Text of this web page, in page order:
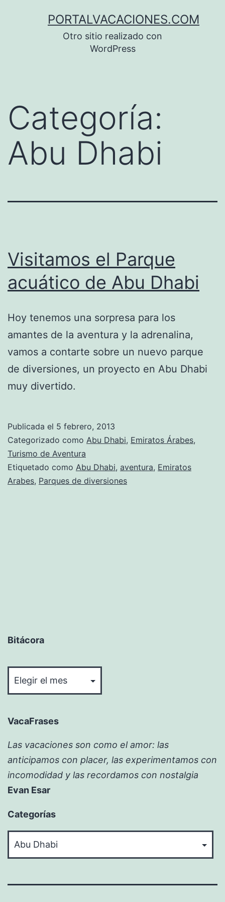
PORTALVACACIONES.COM
Otro sitio realizado con
WordPress
Categoría:
Abu Dhabi
Visitamos el Parque
acuático de Abu Dhabi
Hoy tenemos una sorpresa para los
amantes de la aventura y la adrenalina,
vamos a contarte sobre un nuevo parque
de diversiones, un proyecto en Abu Dhabi
muy divertido.
Publicada el 5 febrero, 2013
Categorizado como Abu Dhabi, Emiratos Árabes,
Turismo de Aventura
Etiquetado como Abu Dhabi, aventura, Emiratos
Arabes, Parques de diversiones
Bitácora
VacaFrases
Las vacaciones son como el amor: las
anticipamos con placer, las experimentamos con
incomodidad y las recordamos con nostalgia
Evan Esar
Categorías